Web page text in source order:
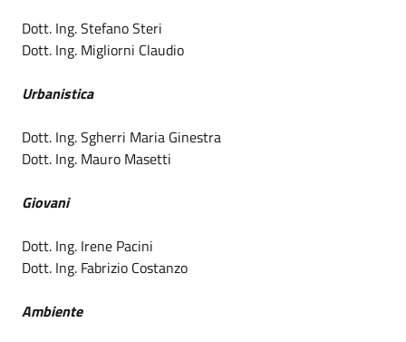
Dott. Ing. Stefano Steri
Dott. Ing. Migliorni Claudio
Urbanistica
Dott. Ing. Sgherri Maria Ginestra
Dott. Ing. Mauro Masetti
Giovani
Dott. Ing. Irene Pacini
Dott. Ing. Fabrizio Costanzo
Ambiente